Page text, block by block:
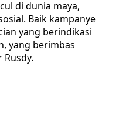
di dunia maya,
Baik kampanye
yang berindikasi
yang berimbas